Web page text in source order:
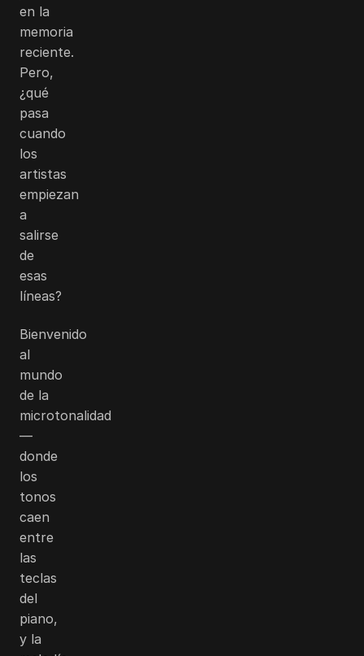
en la
memoria
reciente.
Pero,
¿qué
pasa
cuando
los
artistas
empiezan
a
salirse
de
esas
líneas?
Bienvenido
al
mundo
de la
microtonalidad
—
donde
los
tonos
caen
entre
las
teclas
del
piano,
y la